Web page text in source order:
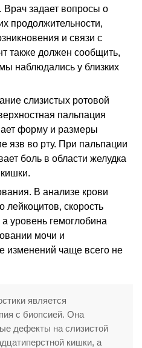
Врач задает вопросы о
продолжительности,
и связи с
также должен сообщить,
наблюдались у близких
слизистых ротовой
пальпация
форму и размеры
язв во рту. При пальпации
боль в области желудка
В анализе крови
лейкоцитов, скорость
уровень гемоглобина
мочи и
изменений чаще всего не
является
с биопсией. Она
дефекты на слизистой
кишки, а